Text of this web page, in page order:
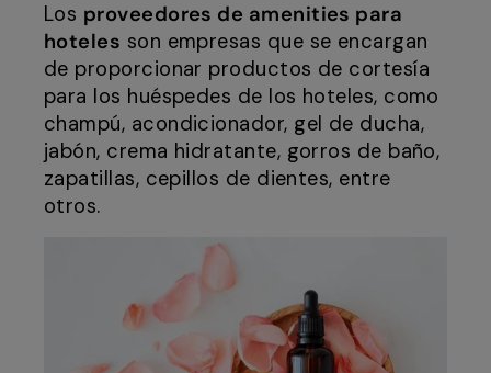
Los proveedores de amenities para
hoteles son empresas que se encargan
de proporcionar productos de cortesía
para los huéspedes de los hoteles, como
champú, acondicionador, gel de ducha,
jabón, crema hidratante, gorros de baño,
zapatillas, cepillos de dientes, entre
otros.